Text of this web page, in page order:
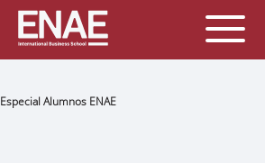
Especial Alumnos ENAE